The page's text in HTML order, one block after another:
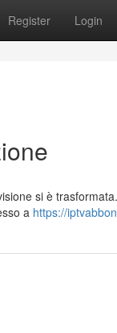
Register Login
si è
a https://